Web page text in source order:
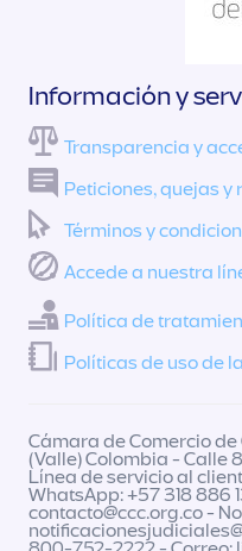
Información y
Transparencia y
Peticiones, quejas y
Términos y
Accede a nuestra
Política de
Políticas de uso de
Cámara de Comercio de
(Valle) Colombia - Calle 8
Línea de servicio al
WhatsApp: +57 318 886
contacto@ccc.org.co-